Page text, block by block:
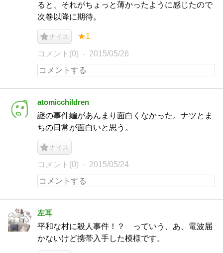
ると、それがちょっと薄かったように感じたので
次巻以降に期待。
ナイス ★1
コメント(0) 2015/05/26
atomicchildren
謎の事件編があんまり面白くなかった。ナツとま
ちの日常が面白いと思う。
ナイス
コメント(0) 2015/05/24
左耳
平和な村に殺人事件！？ っていう、あ、電波届
かないけど携帯入手した模様です。